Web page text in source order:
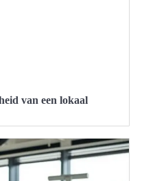
van een lokaal